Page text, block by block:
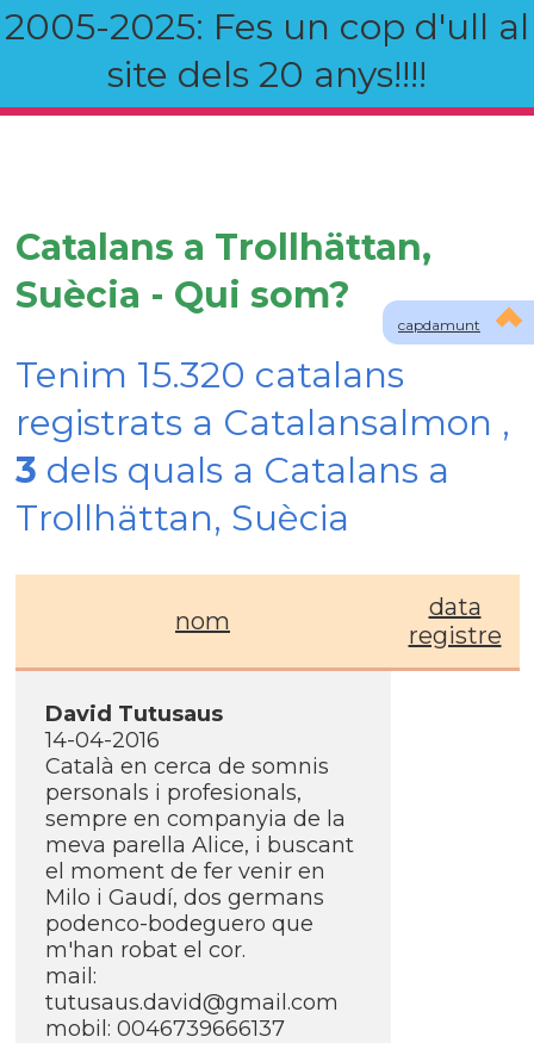
2005-2025: Fes un cop d'ull al
site dels 20 anys!!!!
capdamunt
Catalans a Trollhättan,
Suècia - Qui som?
Tenim 15.320 catalans
registrats a Catalansalmon ,
3 dels quals a Catalans a
Trollhättan, Suècia
nom
data
registre
David Tutusaus
14-04-2016
Català en cerca de somnis
personals i profesionals,
sempre en companyia de la
meva parella Alice, i buscant
el moment de fer venir en
Milo i Gaudí­, dos germans
podenco-bodeguero que
m'han robat el cor.
mail:
tutusaus.david@gmail.com
mobil: 0046739666137